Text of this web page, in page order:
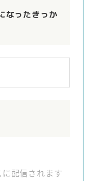
なったきっか
配信されます